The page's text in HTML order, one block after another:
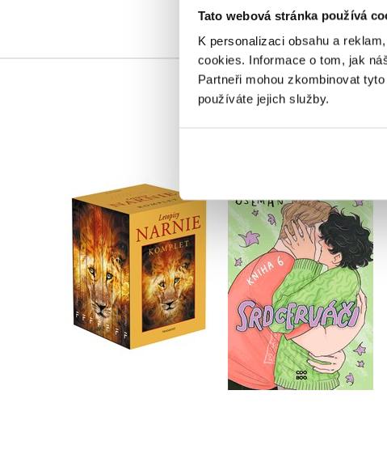
Tato webová stránka používá
K personalizaci obsahu a
cookies. Informace o tom, jak
Partneři mohou zkombinovat
používáte jejich služby.
NARNIE – komplet
1.-7.díl – box
C. S. Lewis
Do košíku
Srdcerváči 6
Alice Oseman
Do košíku
549 Kč
439 Kč